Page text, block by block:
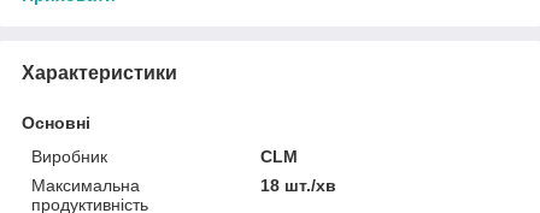
Характеристики
Основні
Виробник
CLM
Максимальна
продуктивність
18 шт./хв